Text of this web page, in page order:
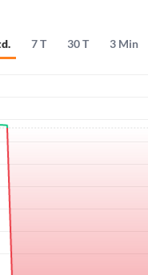
7 T 30 T 3 Min